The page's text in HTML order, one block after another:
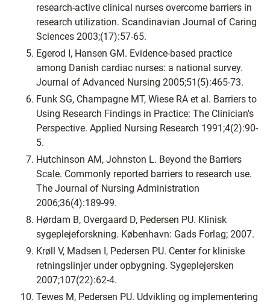
research-active clinical nurses overcome barriers in
research utilization. Scandinavian Journal of Caring
Sciences 2003;(17):57-65.
Egerod I, Hansen GM. Evidence-based practice
among Danish cardiac nurses: a national survey.
Journal of Advanced Nursing 2005;51(5):465-73.
Funk SG, Champagne MT, Wiese RA et al. Barriers to
Using Research Findings in Practice: The Clinician's
Perspective. Applied Nursing Research 1991;4(2):90-
5.
Hutchinson AM, Johnston L. Beyond the Barriers
Scale. Commonly reported barriers to research use.
The Journal of Nursing Administration
2006;36(4):189-99.
Hørdam B, Overgaard D, Pedersen PU. Klinisk
sygeplejeforskning. København: Gads Forlag; 2007.
Krøll V, Madsen I, Pedersen PU. Center for kliniske
retningslinjer under opbygning. Sygeplejersken
2007;107(22):62-4.
Tewes M, Pedersen PU. Udvikling og implementering